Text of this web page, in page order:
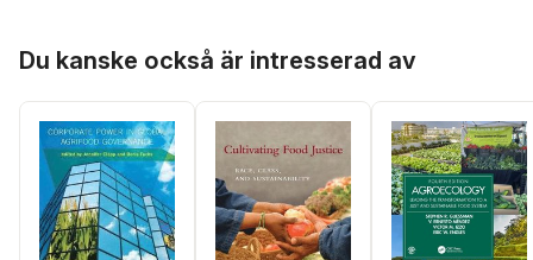
Du kanske också är intresserad av